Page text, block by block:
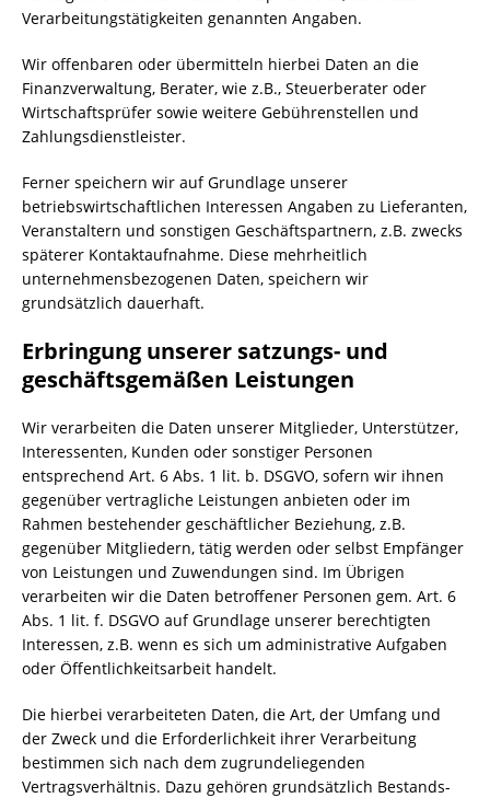
Verarbeitungstätigkeiten genannten Angaben.
Wir offenbaren oder übermitteln hierbei Daten an die
Finanzverwaltung, Berater, wie z.B., Steuerberater oder
Wirtschaftsprüfer sowie weitere Gebührenstellen und
Zahlungsdienstleister.
Ferner speichern wir auf Grundlage unserer
betriebswirtschaftlichen Interessen Angaben zu Lieferanten,
Veranstaltern und sonstigen Geschäftspartnern, z.B. zwecks
späterer Kontaktaufnahme. Diese mehrheitlich
unternehmensbezogenen Daten, speichern wir
grundsätzlich dauerhaft.
Erbringung unserer satzungs- und
geschäftsgemäßen Leistungen
Wir verarbeiten die Daten unserer Mitglieder, Unterstützer,
Interessenten, Kunden oder sonstiger Personen
entsprechend Art. 6 Abs. 1 lit. b. DSGVO, sofern wir ihnen
gegenüber vertragliche Leistungen anbieten oder im
Rahmen bestehender geschäftlicher Beziehung, z.B.
gegenüber Mitgliedern, tätig werden oder selbst Empfänger
von Leistungen und Zuwendungen sind. Im Übrigen
verarbeiten wir die Daten betroffener Personen gem. Art. 6
Abs. 1 lit. f. DSGVO auf Grundlage unserer berechtigten
Interessen, z.B. wenn es sich um administrative Aufgaben
oder Öffentlichkeitsarbeit handelt.
Die hierbei verarbeiteten Daten, die Art, der Umfang und
der Zweck und die Erforderlichkeit ihrer Verarbeitung
bestimmen sich nach dem zugrundeliegenden
Vertragsverhältnis. Dazu gehören grundsätzlich Bestands-